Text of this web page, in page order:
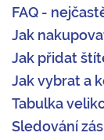
FAQ -
Jak
Jak přidat
Jak vybrat a
Tabulka
Sledování